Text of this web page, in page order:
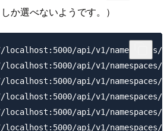
しか選べないようです。）
api/v1/
api/v1/
api/v1/
api/v1/
api/v1/